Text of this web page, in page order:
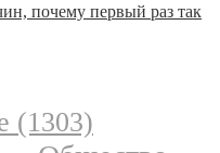
почему первый раз так
(1303)